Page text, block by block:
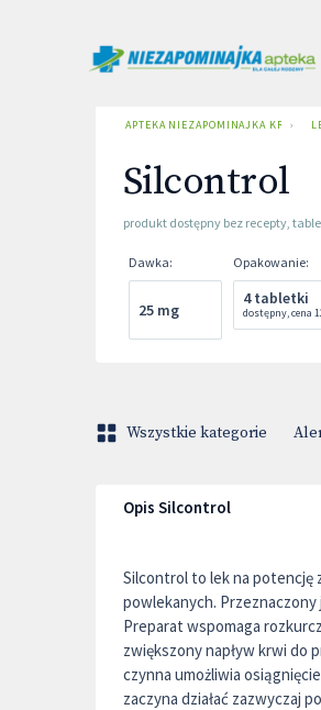
APTEKA NIEZAPOMINAJKA KRAKÓW
›
Silcontrol
produkt dostępny bez recepty,
Dawka:
25 mg
Opakowanie:
4 tabletki
dostępny,cena
Wszystkie kategorie
Opis Silcontrol
Silcontrol to lek na
powlekanych.
Preparat wspomaga
zwiększony napływ krwi do
czynna umożliwia
zaczyna działać zazwyczaj